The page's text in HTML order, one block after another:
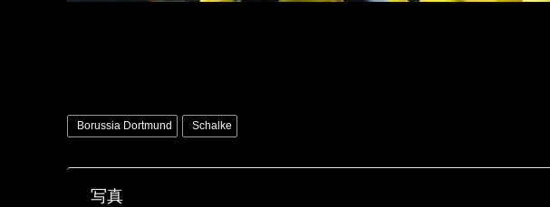
Borussia Dortmund Schalke
写真